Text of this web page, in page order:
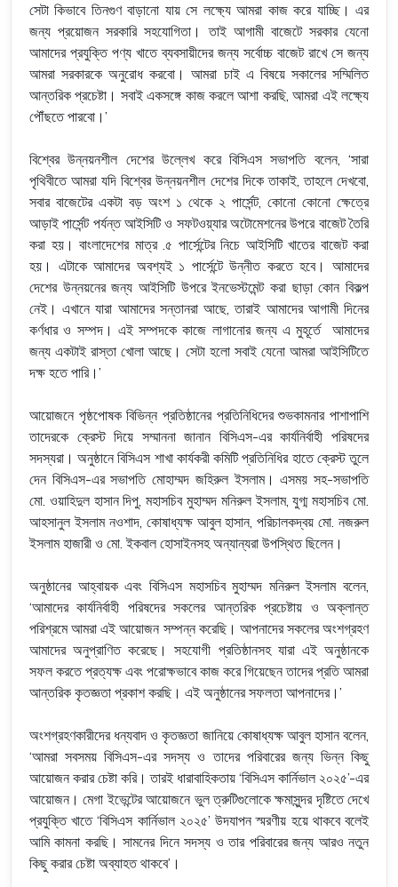
সেটা কিভাবে তিনগুণ বাড়ানো যায় সে লক্ষ্যে আমরা কাজ করে যাচ্ছি। এর
জন্য প্রয়োজন সরকারি সহযোগিতা। তাই আগামী বাজেটে সরকার যেনো
আমাদের প্রযুক্তি পণ্য খাতে ব্যবসায়ীদের জন্য সর্বোচ্চ বাজেট রাখে সে জন্য
আমরা সরকারকে অনুরোধ করবো। আমরা চাই এ বিষয়ে সকালের সম্মিলিত
আন্তরিক প্রচেষ্টা। সবাই একসঙ্গে কাজ করলে আশা করছি, আমরা এই লক্ষ্যে
পৌঁছতে পারবো।’
বিশ্বের উন্নয়নশীল দেশের উল্লেখ করে বিসিএস সভাপতি বলেন, ‘সারা
পৃথিবীতে আমরা যদি বিশ্বের উন্নয়নশীল দেশের দিকে তাকাই, তাহলে দেখবো,
সবার বাজেটের একটা বড় অংশ ১ থেকে ২ পার্সেন্ট, কোনো কোনো ক্ষেত্রে
আড়াই পার্সেন্ট পর্যন্ত আইসিটি ও সফটওয়্যার অটোমেশনের উপরে বাজেট তৈরি
করা হয়। বাংলাদেশের মাত্র .৫ পার্সেন্টের নিচে আইসিটি খাতের বাজেট করা
হয়। এটাকে আমাদের অবশ্যই ১ পার্সেন্টে উন্নীত করতে হবে। আমাদের
দেশের উন্নয়নের জন্য আইসিটি উপরে ইনভেস্টমেন্ট করা ছাড়া কোন বিকল্প
নেই। এখানে যারা আমাদের সন্তানরা আছে, তারাই আমাদের আগামী দিনের
কর্ণধার ও সম্পদ। এই সম্পদকে কাজে লাগানোর জন্য এ মুহূর্তে আমাদের
জন্য একটাই রাস্তা খোলা আছে। সেটা হলো সবাই যেনো আমরা আইসিটিতে
দক্ষ হতে পারি।’
আয়োজনে পৃষ্ঠপোষক বিভিন্ন প্রতিষ্ঠানের প্রতিনিধিদের শুভকামনার পাশাপাশি
তাদেরকে ক্রেস্ট দিয়ে সম্মাননা জানান বিসিএস-এর কার্যনির্বাহী পরিষদের
সদস্যরা। অনুষ্ঠানে বিসিএস শাখা কার্যকরী কমিটি প্রতিনিধির হাতে ক্রেস্ট তুলে
দেন বিসিএস-এর সভাপতি মোহাম্মদ জহিরুল ইসলাম। এসময় সহ-সভাপতি
মো. ওয়াহিদুল হাসান দিপু, মহাসচিব মুহাম্মদ মনিরুল ইসলাম, যুগ্ম মহাসচিব মো.
আহসানুল ইসলাম নওশাদ, কোষাধ্যক্ষ আবুল হাসান, পরিচালকদ্বয় মো. নজরুল
ইসলাম হাজারী ও মো. ইকবাল হোসাইনসহ অন্যান্যরা উপস্থিত ছিলেন।
অনুষ্ঠানের আহ্বায়ক এবং বিসিএস মহাসচিব মুহাম্মদ মনিরুল ইসলাম বলেন,
‘আমাদের কার্যনির্বাহী পরিষদের সকলের আন্তরিক প্রচেষ্টায় ও অক্লান্ত
পরিশ্রমে আমরা এই আয়োজন সম্পন্ন করেছি। আপনাদের সকলের অংশগ্রহণ
আমাদের অনুপ্রাণিত করেছে। সহযোগী প্রতিষ্ঠানসহ যারা এই অনুষ্ঠানকে
সফল করতে প্রত্যক্ষ এবং পরোক্ষভাবে কাজ করে গিয়েছেন তাদের প্রতি আমরা
আন্তরিক কৃতজ্ঞতা প্রকাশ করছি। এই অনুষ্ঠানের সফলতা আপনাদের।’
অংশগ্রহণকারীদের ধন্যবাদ ও কৃতজ্ঞতা জানিয়ে কোষাধ্যক্ষ আবুল হাসান বলেন,
‘আমরা সবসময় বিসিএস-এর সদস্য ও তাদের পরিবারের জন্য ভিন্ন কিছু
আয়োজন করার চেষ্টা করি। তারই ধারাবাহিকতায় ‘বিসিএস কার্নিভাল ২০২৫’-এর
আয়োজন। মেগা ইভেন্টের আয়োজনে ভুল ত্রুটিগুলোকে ক্ষমাসুন্দর দৃষ্টিতে দেখে
প্রযুক্তি খাতে ‘বিসিএস কার্নিভাল ২০২৫’ উদযাপন স্মরণীয় হয়ে থাকবে বলেই
আমি কামনা করছি। সামনের দিনে সদস্য ও তার পরিবারের জন্য আরও নতুন
কিছু করার চেষ্টা অব্যাহত থাকবে’।